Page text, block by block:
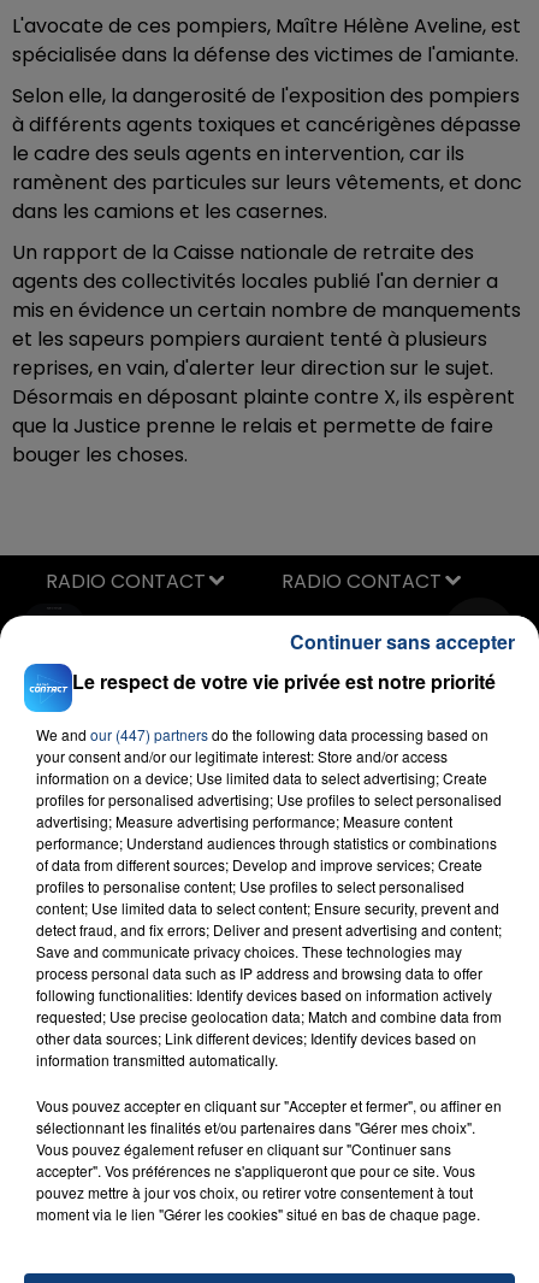
L'avocate de ces pompiers, Maître Hélène Aveline, est
spécialisée dans la défense des victimes de l'amiante.
Selon elle, la dangerosité de l'exposition des pompiers
à différents agents toxiques et cancérigènes dépasse
le cadre des seuls agents en intervention, car ils
ramènent des particules sur leurs vêtements, et donc
dans les camions et les casernes.
Un rapport de la Caisse nationale de retraite des
agents des collectivités locales publié l'an dernier a
mis en évidence un certain nombre de manquements
et les sapeurs pompiers auraient tenté à plusieurs
reprises, en vain, d'alerter leur direction sur le sujet.
Désormais en déposant plainte contre X, ils espèrent
que la Justice prenne le relais et permette de faire
bouger les choses.
Four To The Floor
OFENBACH & STARSAILOR
RADIO CONTACT
FIL D'ACTU
23 juillet 2026
INCENDIE MORTEL À LENS : UNE FEMME ET
SON BÉBÉ ENTRE LA VIE ET LA...
Un homme s'est immolé par le feu après avoir
aspergé sa compagne et leur bébé de trois mois
Le respect de votre vie privée est notre priorité
We and our (447) partnersdo the following data processing based on
your consent and/or our legitimate interest: Store and/or access
information on a device; Use limited data to select advertising; Create
profiles for personalised advertising; Use profiles to select personalised
advertising; Measure advertising performance; Measure content
performance; Understand audiences through statistics or combinations
of data from different sources; Develop and improve services; Create
profiles to personalise content; Use profiles to select personalised
content; Use limited data to select content; Ensure security, prevent and
detect fraud, and fix errors; Deliver and present advertising and content;
Save and communicate privacy choices. These technologies may
process personal data such as IP address and browsing data to offer
following functionalities: Identify devices based on information actively
requested; Use precise geolocation data; Match and combine data from
other data sources; Link different devices; Identify devices based on
information transmitted automatically.
Vous pouvez accepter en cliquant sur "Accepter et fermer", ou affiner en
sélectionnant les finalités et/ou partenaires dans "Gérer mes choix".
Vous pouvez également refuser en cliquant sur "Continuer sans
accepter". Vos préférences ne s'appliqueront que pour ce site. Vous
pouvez mettre à jour vos choix, ou retirer votre consentement à tout
moment via le lien "Gérer les cookies" situé en bas de chaque page.
Continuer sans accepter